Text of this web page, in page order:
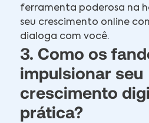
ferramenta poderosa na
seu crescimento online
dialoga com você.
3. Como os
impulsionar seu
crescimento
prática?